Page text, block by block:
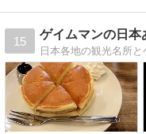
15
ゲイムマンの日本